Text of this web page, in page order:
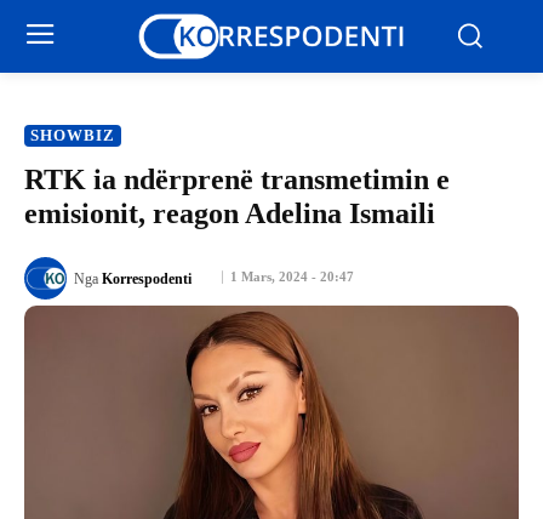
SHOWBIZ
RTK ia ndërprenë transmetimin e
emisionit, reagon Adelina Ismaili
1 Mars, 2024 - 20:47
Nga Korrespodenti